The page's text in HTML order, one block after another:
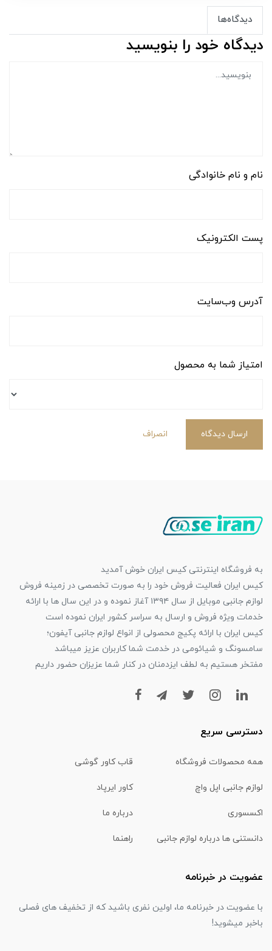
دیدگاه‌ها
دیدگاه خود را بنویسید
نام و نام خانوادگی
پست الکترونیک
آدرس وب‌سایت
امتیاز شما به محصول
ارسال دیدگاه انصراف
به فروشگاه اینترنتی کیس ایران خوش آمدید
کیس ایران فعالیت فروش خود را به صورت تخصصی در زمینه فروش
لوازم جانبی موبایل از سال ۱۳۹۴ آغاز نموده و در این سال ها با ارائه
خدمات ویژه فروش و ارسال به سراسر کشور ایران نموده است
کیس ایران با ارائه پکیج محصولی از انواع لوازم جانبی آیفون؛
سامسونگ و شیائومی در خدمت شما کاربران عزیز میباشد
مفتخر هستیم به لطف ایزدمنان در کنار شما عزیزان حضور داریم
دسترسی سریع
همه محصولات فروشگاه قاب کاور گوشی
لوازم جانبی اپل واچ کاور ایرپاد
اکسسوری درباره ما
دانستنی ها درباره لوازم جانبی راهنما
عضویت در خبرنامه
با عضویت در خبرنامه ما، اولین نفری باشید که از تخفیف های فصلی
باخبر میشوید!